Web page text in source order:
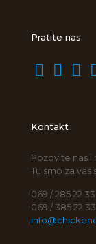
Pratite nas
Kontakt
Pozovite nas i
Tu smo za vas
069 / 285 22 33
069 / 385 22 33